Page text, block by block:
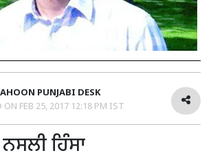
PUNJABI DESK
ON FEB 25, 2017 12:18 PM IST
ਹਿੰਸਾ